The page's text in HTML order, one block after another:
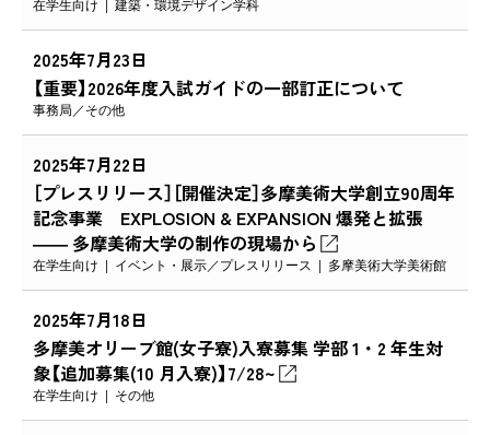
在学生向け 建築・環境デザイン学科
2025年7月23日
【重要】2026年度入試ガイドの一部訂正について
事務局 その他
2025年7月22日
［プレスリリース］［開催決定］多摩美術大学創立90周年
記念事業 EXPLOSION & EXPANSION 爆発と拡張
―― 多摩美術大学の制作の現場から
在学生向け イベント・展示 プレスリリース 多摩美術大学美術館
2025年7月18日
多摩美オリーブ館(女子寮)入寮募集 学部 1・2 年生対
象【追加募集(10 月入寮)】7/28~
在学生向け その他